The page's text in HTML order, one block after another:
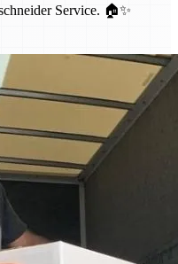
Service. 🏠✨